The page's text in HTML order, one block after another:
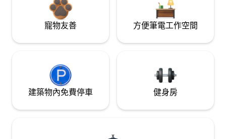
寵物友善 方便筆電工作空間
建築物內免費停車 健身房